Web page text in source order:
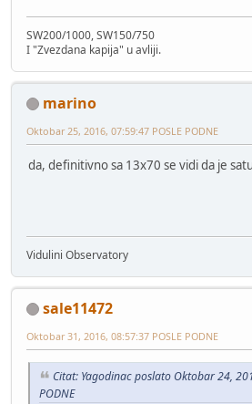
SW200/1000, SW150/750
I "Zvezdana kapija" u avliji.
marino
Oktobar 25, 2016, 07:59:47 POSLE PODNE
da, definitivno sa 13x70 se vidi da je
Vidulini Observatory
sale11472
Oktobar 31, 2016, 08:57:37 POSLE PODNE
Citat: Yagodinac poslato Oktobar 24,
PODNE